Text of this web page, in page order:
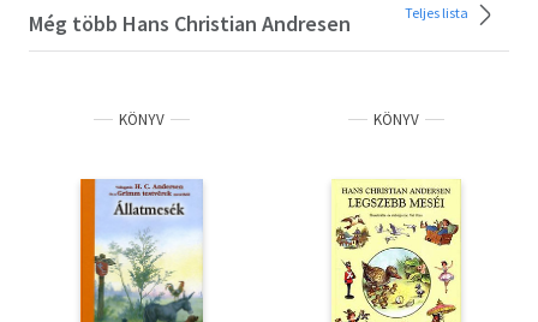
Még több Hans Christian Andresen Teljes lista
KÖNYV KÖNYV